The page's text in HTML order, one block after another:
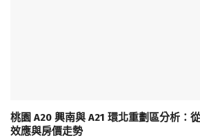
桃園 A20 興南與 A21 環北重劃區分析：
效應與房價走勢